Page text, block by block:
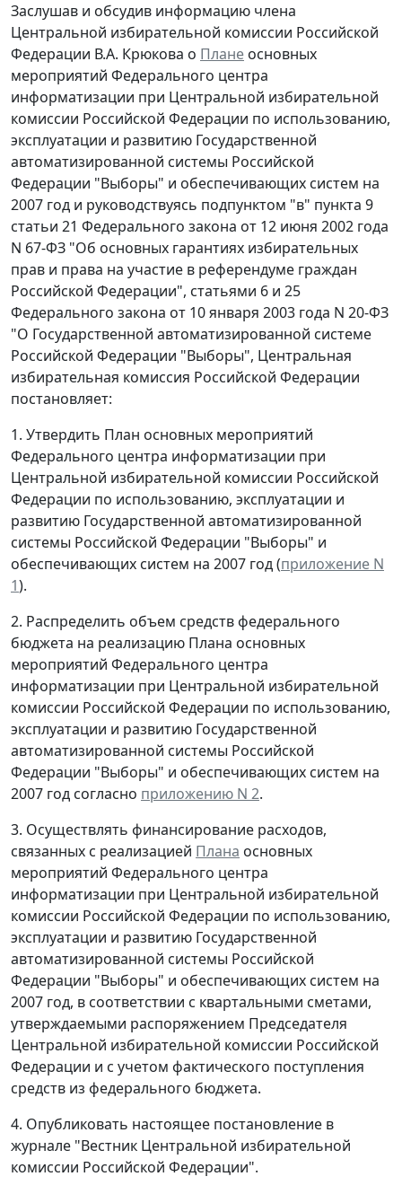
Заслушав и обсудив информацию члена
Центральной избирательной комиссии Российской
Федерации В.А. Крюкова о Плане основных
мероприятий Федерального центра
информатизации при Центральной избирательной
комиссии Российской Федерации по использованию,
эксплуатации и развитию Государственной
автоматизированной системы Российской
Федерации "Выборы" и обеспечивающих систем на
2007 год и руководствуясь подпунктом "в" пункта 9
статьи 21 Федерального закона от 12 июня 2002 года
N 67-ФЗ "Об основных гарантиях избирательных
прав и права на участие в референдуме граждан
Российской Федерации", статьями 6 и 25
Федерального закона от 10 января 2003 года N 20-ФЗ
"О Государственной автоматизированной системе
Российской Федерации "Выборы", Центральная
избирательная комиссия Российской Федерации
постановляет:
1. Утвердить План основных мероприятий
Федерального центра информатизации при
Центральной избирательной комиссии Российской
Федерации по использованию, эксплуатации и
развитию Государственной автоматизированной
системы Российской Федерации "Выборы" и
обеспечивающих систем на 2007 год (приложение N
1).
2. Распределить объем средств федерального
бюджета на реализацию Плана основных
мероприятий Федерального центра
информатизации при Центральной избирательной
комиссии Российской Федерации по использованию,
эксплуатации и развитию Государственной
автоматизированной системы Российской
Федерации "Выборы" и обеспечивающих систем на
2007 год согласно приложению N 2.
3. Осуществлять финансирование расходов,
связанных с реализацией Плана основных
мероприятий Федерального центра
информатизации при Центральной избирательной
комиссии Российской Федерации по использованию,
эксплуатации и развитию Государственной
автоматизированной системы Российской
Федерации "Выборы" и обеспечивающих систем на
2007 год, в соответствии с квартальными сметами,
утверждаемыми распоряжением Председателя
Центральной избирательной комиссии Российской
Федерации и с учетом фактического поступления
средств из федерального бюджета.
4. Опубликовать настоящее постановление в
журнале "Вестник Центральной избирательной
комиссии Российской Федерации".